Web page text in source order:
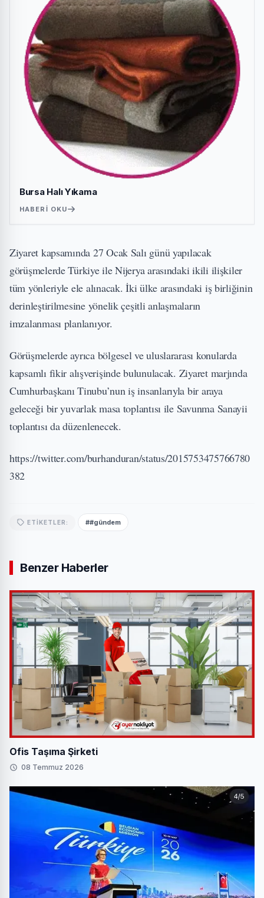
Bursa Halı Yıkama
HABERI OKU
Ziyaret kapsamında 27 Ocak Salı günü yapılacak
görüşmelerde Türkiye ile Nijerya arasındaki ikili ilişkiler
tüm yönleriyle ele alınacak. İki ülke arasındaki iş birliğinin
derinleştirilmesine yönelik çeşitli anlaşmaların
imzalanması planlanıyor.
Görüşmelerde ayrıca bölgesel ve uluslararası konularda
kapsamlı fikir alışverişinde bulunulacak. Ziyaret marjında
Cumhurbaşkanı Tinubu’nun iş insanlarıyla bir araya
geleceği bir yuvarlak masa toplantısı ile Savunma Sanayii
toplantısı da düzenlenecek.
https://twitter.com/burhanduran/status/2015753475766780
382
ETIKETLER: ##gündem
Benzer Haberler
Ofis Taşıma Şirketi
08 Temmuz 2026